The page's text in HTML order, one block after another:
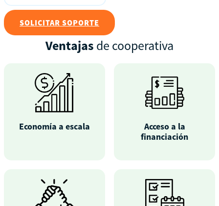
SOLICITAR SOPORTE
Ventajas de cooperativa
Economía a escala
Acceso a la
financiación